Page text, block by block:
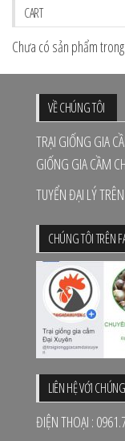
CART
Chưa có sản phẩm
VỀ CHÚNG TÔI
TRẠI GIỐNG GIA
GIỐNG GIA CẦM
TUYỂN ĐẠI LÝ
CHÚNG TÔI TRÊN
LIÊN HỆ VỚI
ĐIỆN THOẠI :